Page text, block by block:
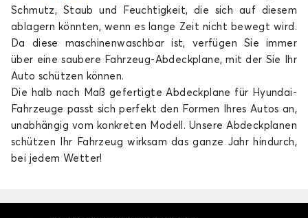
FX COUPÉ
Autoplane für HYUNDAI FX COUPÉ
Schmutz, Staub und Feuchtigkeit, die sich auf diesem
ablagern könnten, wenn es lange Zeit nicht bewegt wird.
Da diese maschinenwaschbar ist, verfügen Sie immer
über eine saubere Fahrzeug-Abdeckplane, mit der Sie Ihr
Auto schützen können.
Die halb nach Maß gefertigte Abdeckplane für Hyundai-
Fahrzeuge passt sich perfekt den Formen Ihres Autos an,
unabhängig vom konkreten Modell. Unsere Abdeckplanen
schützen Ihr Fahrzeug wirksam das ganze Jahr hindurch,
bei jedem Wetter!